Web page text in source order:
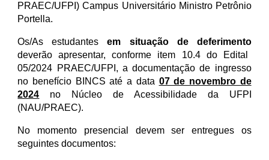
PRAEC/UFPI) Campus Universitário Ministro Petrônio
Portella.
Os/As estudantesem situação de deferimento
deverão apresentar, conforme item 10.4 do Edital
05/2024 PRAEC/UFPI, a documentação de ingresso
no benefício BINCS até a data 07 de novembro de
2024 no Núcleo de Acessibilidade da UFPI
(NAU/PRAEC).
No momento presencial devem ser entregues os
seguintes documentos: